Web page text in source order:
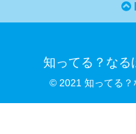
知ってる？なる
© 2021 知ってる？